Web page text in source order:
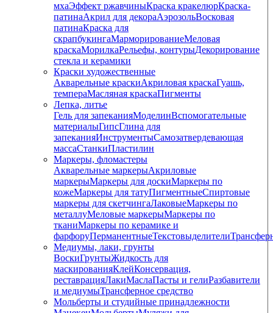
мхаЭффект ржавчиныКраска кракелюрКраска-
патинаАкрил для декораАэрозольВосковая
патинаКраска для
скрапбукингаМарморированиеМеловая
краскаМорилкаРельефы, контурыДекорирование
стекла и керамики
Краски художественные
Акварельные краскиАкриловая краскаГуашь,
темпераМасляная краскаПигменты
Лепка, литье
Гель для запеканияМоделинВспомогательные
материалыГипсГлина для
запеканияИнструментыСамозатвердевающая
массаСтанкиПластилин
Маркеры, фломастеры
Акварельные маркерыАкриловые
маркерыМаркеры для доскиМаркеры по
кожеМаркеры для татуПигментныеCпиртовые
маркеры для скетчингаЛаковыеМаркеры по
металлуМеловые маркерыМаркеры по
тканиМаркеры по керамике и
фарфоруПерманентныеТекстовыделители
Медиумы, лаки, грунты
ВоскиГрунтыЖидкость для
маскированияКлейКонсервация,
реставрацияЛакиМаслаПасты и гелиРазбавители
и медиумыТрансферное средство
Мольберты и студийные принадлежности